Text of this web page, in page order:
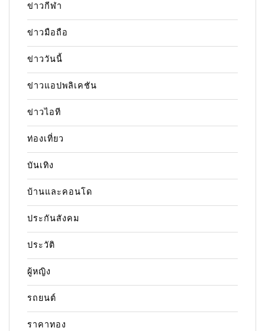
ข่าวกีฬา
ข่าวมือถือ
ข่าววันนี้
ข่าวแอปพลิเคชัน
ข่าวไอที
ท่องเที่ยว
บันเทิง
บ้านและคอนโด
ประกันสังคม
ประวัติ
ผู้หญิง
รถยนต์
ราคาทอง